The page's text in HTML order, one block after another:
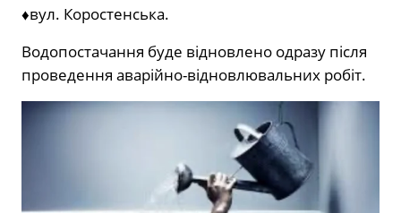
♦️вул. Коростенська.
Водопостачання буде відновлено одразу після
проведення аварійно-відновлювальних робіт.